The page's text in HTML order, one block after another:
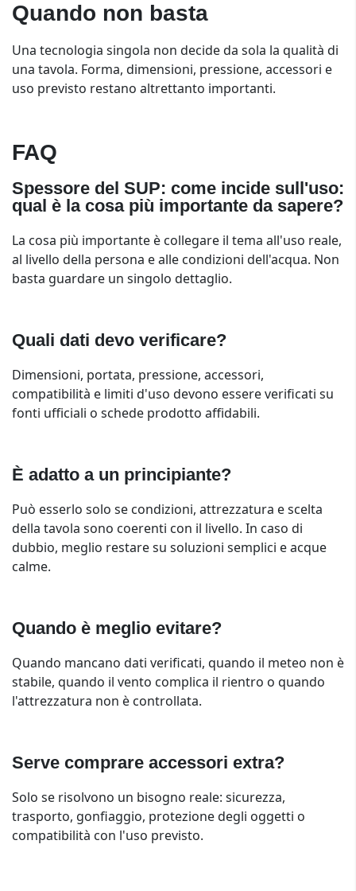
Quando non basta
Una tecnologia singola non decide da sola la qualità di
una tavola. Forma, dimensioni, pressione, accessori e
uso previsto restano altrettanto importanti.
FAQ
Spessore del SUP: come incide sull'uso:
qual è la cosa più importante da sapere?
La cosa più importante è collegare il tema all'uso reale,
al livello della persona e alle condizioni dell'acqua. Non
basta guardare un singolo dettaglio.
Quali dati devo verificare?
Dimensioni, portata, pressione, accessori,
compatibilità e limiti d'uso devono essere verificati su
fonti ufficiali o schede prodotto affidabili.
È adatto a un principiante?
Può esserlo solo se condizioni, attrezzatura e scelta
della tavola sono coerenti con il livello. In caso di
dubbio, meglio restare su soluzioni semplici e acque
calme.
Quando è meglio evitare?
Quando mancano dati verificati, quando il meteo non è
stabile, quando il vento complica il rientro o quando
l'attrezzatura non è controllata.
Serve comprare accessori extra?
Solo se risolvono un bisogno reale: sicurezza,
trasporto, gonfiaggio, protezione degli oggetti o
compatibilità con l'uso previsto.